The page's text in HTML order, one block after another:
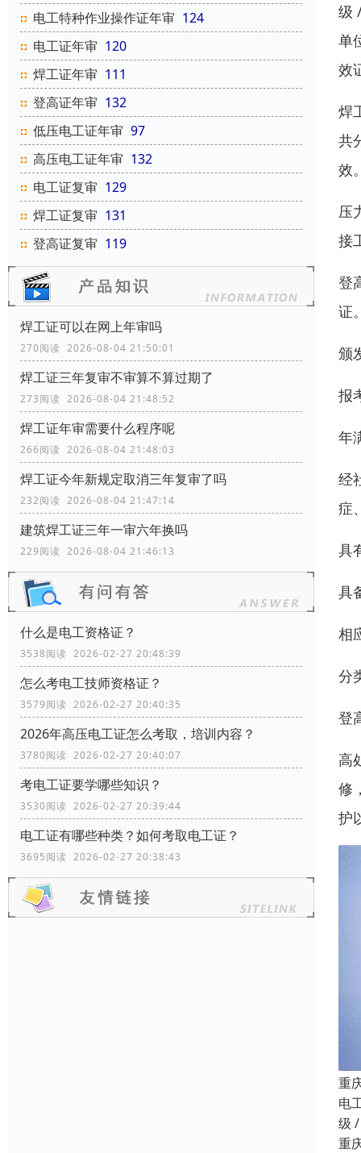
电工特种作业操作证年审 124
电工证年审 120
焊工证年审 111
登高证年审 132
低压电工证年审 97
高压电工证年审 132
电工证复审 129
焊工证复审 131
登高证复审 119
焊工证可以在网上年审吗
270阅读 2026-08-04 21:50:01
焊工证三年复审不审算不算过期了
273阅读 2026-08-04 21:48:52
焊工证年审需要什么程序呢
266阅读 2026-08-04 21:48:03
焊工证今年新规定取消三年复审了吗
232阅读 2026-08-04 21:47:14
建筑焊工证三年一审六年换吗
229阅读 2026-08-04 21:46:13
什么是电工资格证？
3538阅读 2026-02-27 20:48:39
怎么考电工技师资格证？
3579阅读 2026-02-27 20:40:35
2026年高压电工证怎么考取，培训内容？
3780阅读 2026-02-27 20:40:07
考电工证要学哪些知识？
3530阅读 2026-02-27 20:39:44
电工证有哪些种类？如何考取电工证？
3695阅读 2026-02-27 20:38:43
级
单
效
焊
共
效
压
接
登
证
颁
报
年
经
症
具
具
相
分
登
高
修
护
重
电
级
重